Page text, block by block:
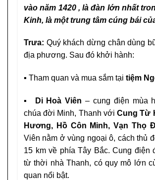
vào năm 1420 , là đàn lớn nhất
Kinh, là một trung tâm cúng bái
Trưa: Quý khách dừng chân dùng
địa phương. Sau đó khởi hành:
▪ Tham quan và mua sắm tại tiệm
▪ Di Hoà Viên – cung điện mùa
chúa đời Minh, Thanh vớiCung Từ
Hương, Hồ Côn Minh, Vạn Thọ
Viên nằm ở vùng ngoại ô, cách thủ
15 km về phía Tây Bắc. Cung điện
từ thời nhà Thanh, có quy mô lớn
quan nổi bật.